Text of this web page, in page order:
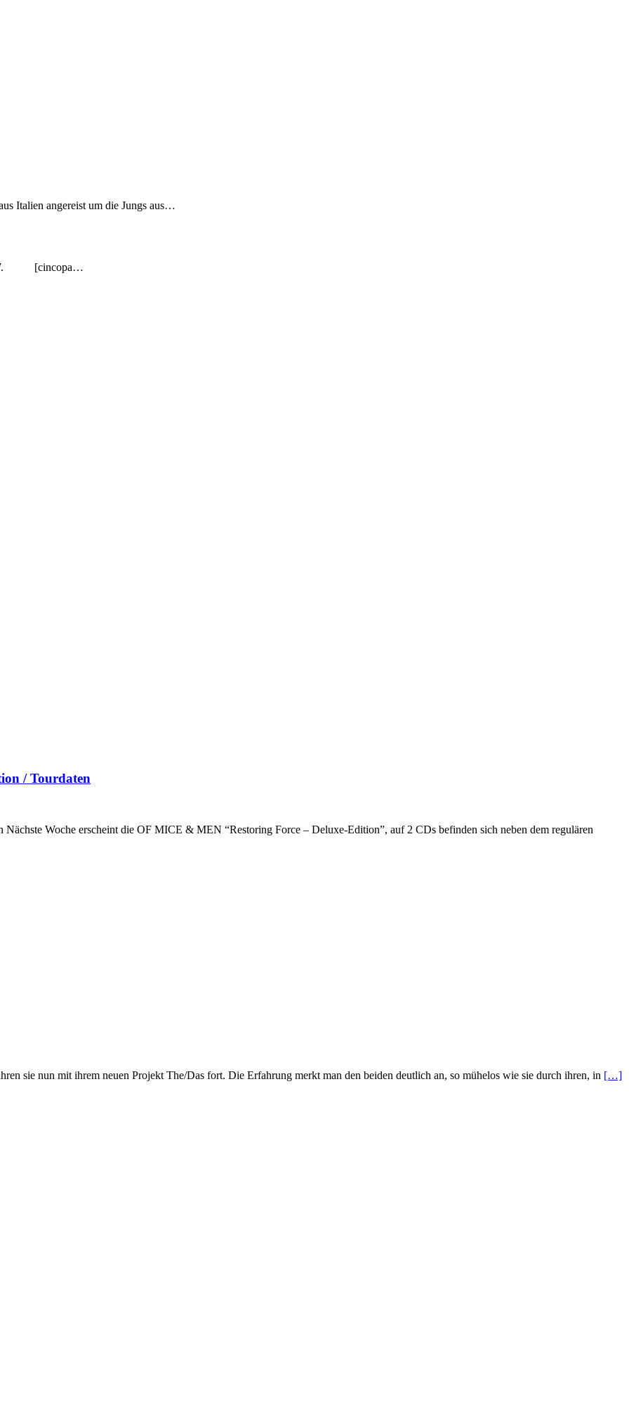
Italien angereist um die Jungs aus…
N.W. [cincopa…
/ Tourdaten
Woche erscheint die OF MICE & MEN “Restoring Force – Deluxe-Edition”, auf 2 CDs befinden sich neben dem regulären
sie nun mit ihrem neuen Projekt The/Das fort. Die Erfahrung merkt man den beiden deutlich an, so mühelos wie sie durch ihren, in […]